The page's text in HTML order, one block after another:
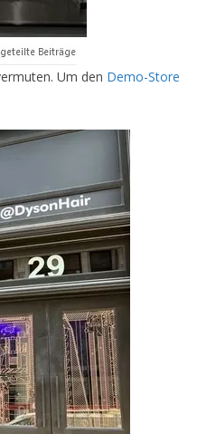
Um den Demo-Store